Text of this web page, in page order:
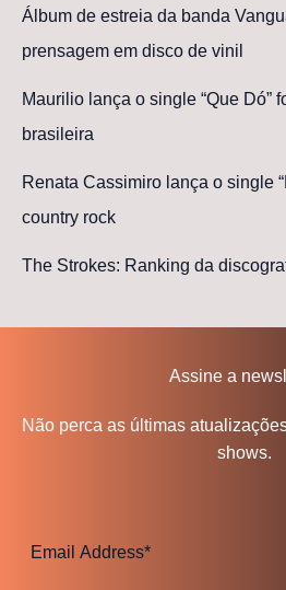
Álbum de estreia da banda
prensagem em disco de vinil
Maurilio lança o single “Que Dó”
brasileira
Renata Cassimiro lança o single
country rock
The Strokes: Ranking da
Assine a
Não perca as últimas
shows.